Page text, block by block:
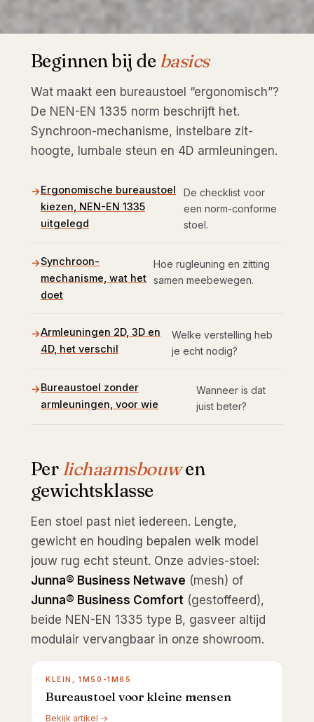
Beginnen bij de basics
Wat maakt een bureaustoel “ergonomisch”?
De NEN-EN 1335 norm beschrijft het.
Synchroon-mechanisme, instelbare zit-
hoogte, lumbale steun en 4D armleuningen.
Ergonomische bureaustoel
kiezen, NEN-EN 1335
uitgelegd
De checklist voor
een norm-conforme
stoel.
Synchroon-
mechanisme, wat het
doet
Hoe rugleuning en zitting
samen meebewegen.
Armleuningen 2D, 3D en
4D, het verschil
Welke verstelling heb
je echt nodig?
Bureaustoel zonder
armleuningen, voor wie
Wanneer is dat
juist beter?
Perlichaamsbouwen
gewichtsklasse
Een stoel past niet iedereen. Lengte,
gewicht en houding bepalen welk model
jouw rug echt steunt. Onze advies-stoel:
Junna® Business Netwave (mesh) of
Junna® Business Comfort (gestoffeerd),
beide NEN-EN 1335 type B, gasveer altijd
modulair vervangbaar in onze showroom.
KLEIN, 1M50-1M65
Bureaustoel voor kleine mensen
Bekijk artikel →